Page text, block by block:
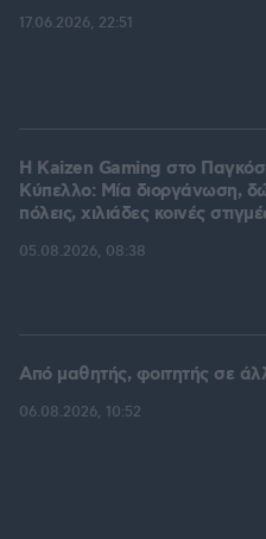
17.06.2026, 22:51
H Kaizen Gaming στο
Kύπελλο: Μία διοργάνωση,
πόλεις, χιλιάδες κοινές
05.08.2026, 08:38
Από μαθητής, φοιτητής σε
06.08.2026, 10:52